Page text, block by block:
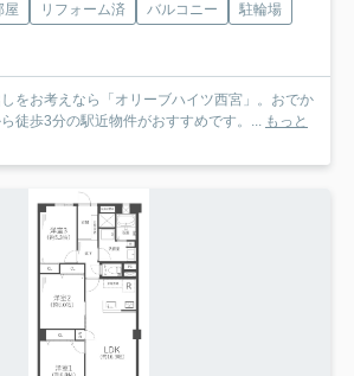
屋 リフォーム済 バルコニー
駐輪場
をお考えなら「オリーブハイツ西宮」。おでか
徒歩3分の駅近物件がおすすめです。... もっと